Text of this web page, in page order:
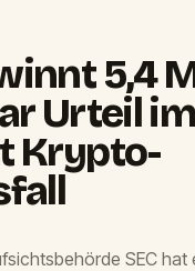
5,4
Urteil im
Krypto-
SEC hat